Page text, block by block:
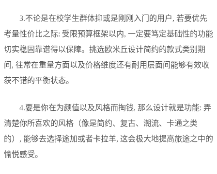
3.不论是在校学生群体抑或是刚刚入门的用户, 若要优先
考量性价比之际: 受限预算框架以内, 一定要笃定基础性的功能
切实稳固靠谱得以保障。挑选欧米丘设计简约的款式类别期
间, 往常在重量方面以及价格维度还有耐用层面间能够有效收
获不错的平衡状态。
4.要是你在为颜值以及风格而掏钱, 那么设计就是功能: 弄
清楚你所喜欢的风格（像是简约、复古、潮流、卡通之类
的）, 能够去选择途加或者卡拉羊, 这会极大地提高旅途之中的
愉悦感受。